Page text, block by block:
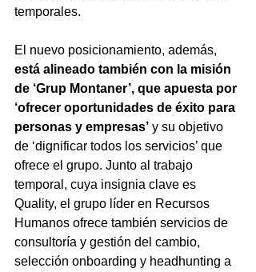
temporales.
El nuevo posicionamiento, además,
está alineado también con la misión
de ‘Grup Montaner’, que apuesta por
‘ofrecer oportunidades de éxito para
personas y empresas’ y su objetivo
de ‘dignificar todos los servicios’ que
ofrece el grupo. Junto al trabajo
temporal, cuya insignia clave es
Quality, el grupo líder en Recursos
Humanos ofrece también servicios de
consultoría y gestión del cambio,
selección onboarding y headhunting a